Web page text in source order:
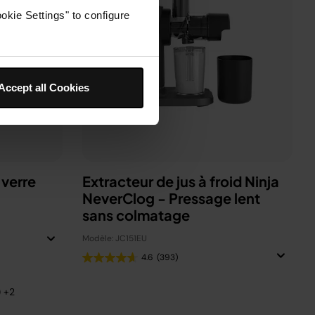
Settings" to configure
all Cookies
+2
Extracteur de jus à froid Ninja
NeverClog - Pressage lent
sans colmatage
Modèle: JC151EU
4.6 (393)